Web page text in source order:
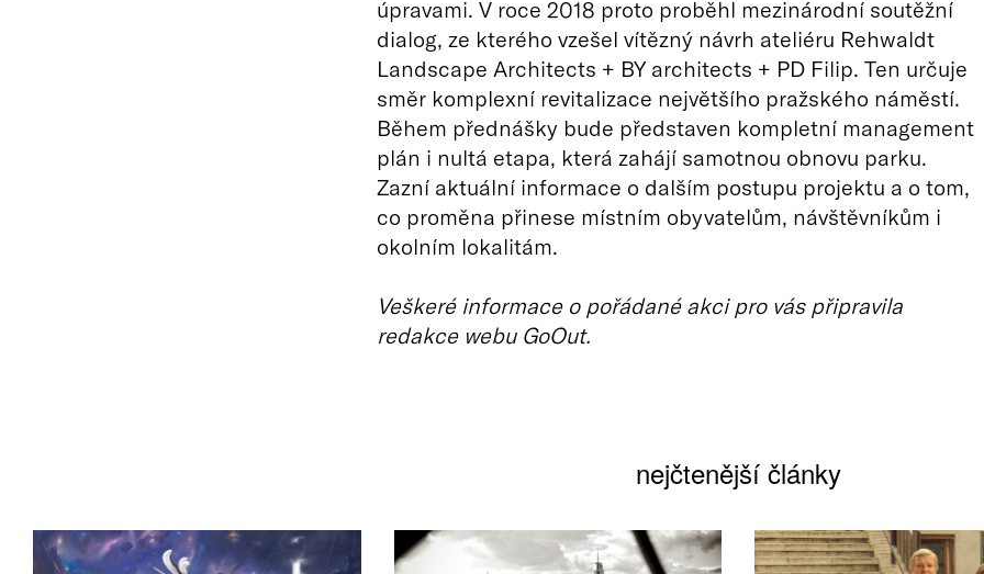
úpravami. V roce 2018 proto proběhl mezinárodní soutěžní
dialog, ze kterého vzešel vítězný návrh ateliéru Rehwaldt
Landscape Architects + BY architects + PD Filip. Ten určuje
směr komplexní revitalizace největšího pražského náměstí.
Během přednášky bude představen kompletní management
plán i nultá etapa, která zahájí samotnou obnovu parku.
Zazní aktuální informace o dalším postupu projektu a o tom,
co proměna přinese místním obyvatelům, návštěvníkům i
okolním lokalitám.
Veškeré informace o pořádané akci pro vás připravila
redakce webu GoOut.
nejčtenější články